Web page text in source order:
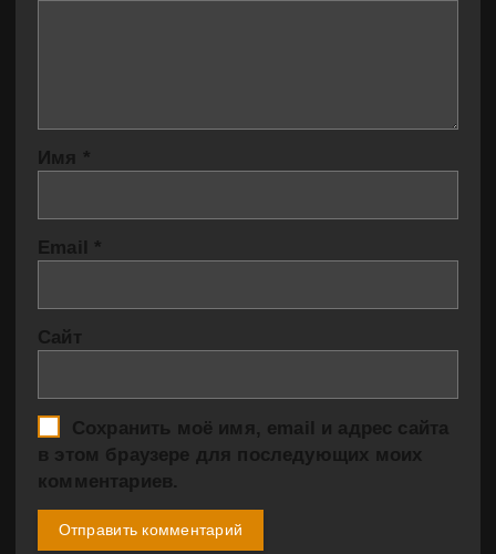
Имя *
Email *
Сайт
Сохранить моё имя, email и адрес сайта
в этом браузере для последующих моих
комментариев.